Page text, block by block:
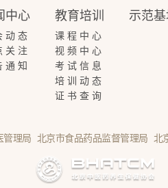
中心
动态
关注
通知
教育培训
课程中心
视频中心
考试信息
培训动态
证书查询
示范
管理局 北京市食品药品监督管理局 北